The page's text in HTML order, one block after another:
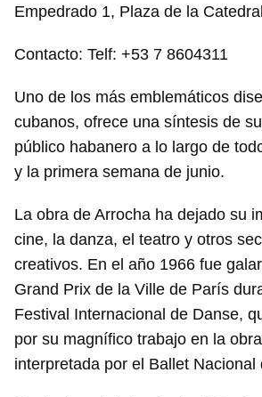
Empedrado 1, Plaza de la
Contacto: Telf: +53 7 8604311
Uno de los más emblemáticos
cubanos, ofrece una síntesis de
público habanero a lo largo de
y la primera semana de junio.
La obra de Arrocha ha dejado su
cine, la danza, el teatro y otros
creativos. En el año 1966 fue
Grand Prix de la Ville de París
Festival Internacional de Danse,
por su magnífico trabajo en la
interpretada por el Ballet Nacional